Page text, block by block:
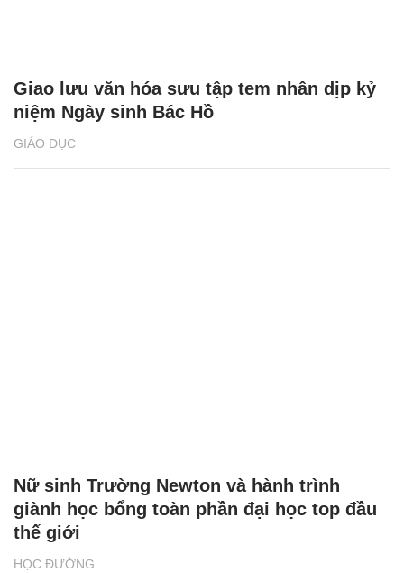
GIÁO DỤC
Giao lưu văn hóa sưu tập tem nhân dịp kỷ
niệm Ngày sinh Bác Hồ
HỌC ĐƯỜNG
Nữ sinh Trường Newton và hành trình
giành học bổng toàn phần đại học top đầu
thế giới